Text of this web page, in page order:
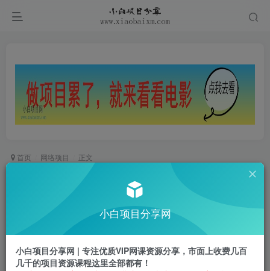
首页 网络项目 正文
AI搞笑短视频手机制作教程，多张变现方式，5分
钟教会你用AI做不一样的西游记
1年前更新
关注
0 532 53
小白项目分享网
小白项目分享网 | 专注优质VIP网课资源分享，市面上收费几百
几千的项目资源课程这里全部都有！